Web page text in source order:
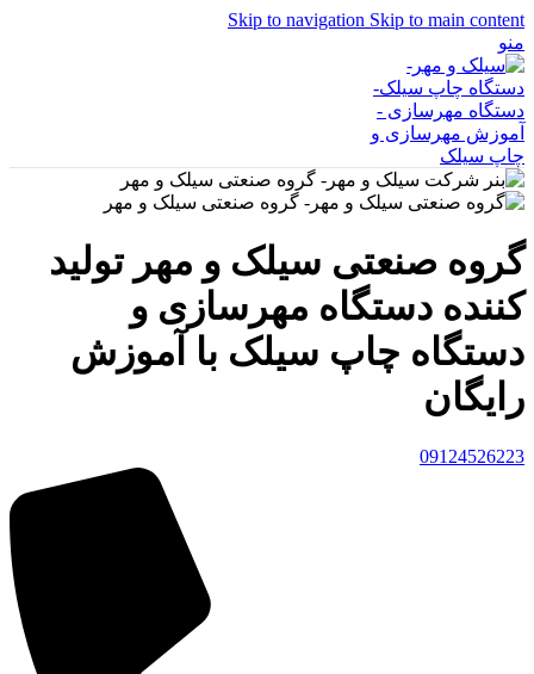
Skip to navigation Skip to main content
منو
گروه صنعتی سیلک و مهر تولید
کننده دستگاه مهرسازی و
دستگاه چاپ سیلک با آموزش
رایگان
09124526223